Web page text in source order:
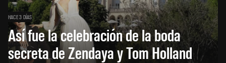
HACE 3 DÍAS
Así fue la celebración de la boda
secreta de Zendaya y Tom Holland